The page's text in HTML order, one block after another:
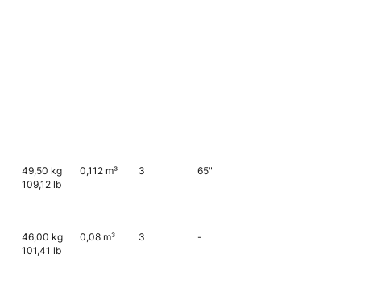
49,50 kg
109,12 lb
0,112 m³ 3 65"
46,00 kg
101,41 lb
0,08 m³ 3 -